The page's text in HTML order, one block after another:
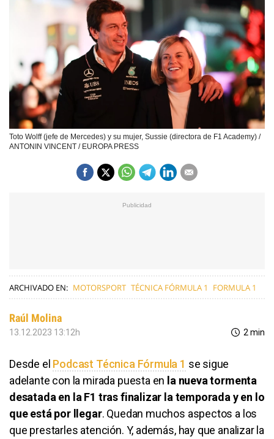
Toto Wolff (jefe de Mercedes) y su mujer, Sussie (directora de F1 Academy) /
ANTONIN VINCENT / EUROPA PRESS
ARCHIVADO EN: MOTORSPORT TÉCNICA FÓRMULA 1 FORMULA 1
Raúl Molina
13.12.2023 13:12h 2 min
Desde el Podcast Técnica Fórmula 1 se sigue
adelante con la mirada puesta en la nueva tormenta
desatada en la F1 tras finalizar la temporada y en lo
que está por llegar. Quedan muchos aspectos a los
que prestarles atención. Y, además, hay que analizar la